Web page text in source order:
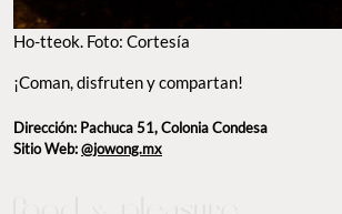
¡Coman, disfruten y compartan!
Sitio Web:@jowong.mx